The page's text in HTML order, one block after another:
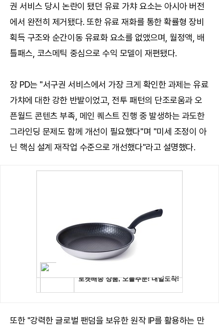
권 서비스 당시 논란이 됐던 유료 가챠 요소는 아시아 버전
에서 완전히 제거됐다. 또한 유료 재화를 통한 확률형 장비
획득 구조와 순간이동 유료화 요소를 없앴으며, 월정액, 배
틀패스, 코스메틱 중심으로 수익 모델이 재편됐다.
장 PD는 "서구권 서비스에서 가장 크게 확인한 과제는 유료
가챠에 대한 강한 반발이었고, 전투 패턴의 단조로움과 오
픈월드 콘텐츠 부족, 메인 퀘스트 진행 중 발생하는 과도한
그라인딩 문제도 함께 개선이 필요했다"며 "미세 조정이 아
닌 핵심 설계 재작업 수준으로 개선했다"라고 설명했다.
또한 "강력한 글로벌 팬덤을 보유한 원작 IP를 활용하는 만